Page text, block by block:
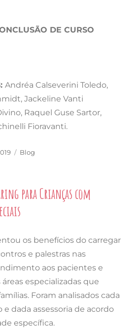
DE CURSO
Andréa Calseverini Toledo,
Jackeline Vanti
Raquel Guse Sartor,
Fioravanti.
Categorias
Blog
para Crianças com
os benefícios do carregar
e palestras nas
aos pacientes e
especializadas que
Foram analisados cada
e dada assessoria de acordo
específica.